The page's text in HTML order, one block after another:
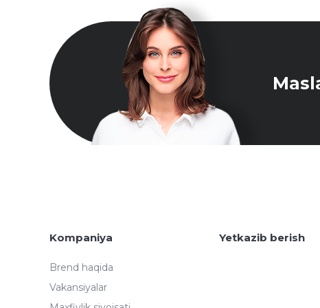
Kompaniya
Brend haqida
Vakansiyalar
Yetkazib berish